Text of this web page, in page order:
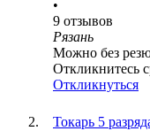
•
9 отзывов
Рязань
Можно без
Откликнитесь
Откликнуться
Токарь 5